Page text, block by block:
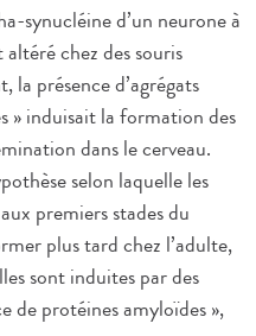
synucléine d’un neurone à
chez des souris
présence d’agrégats
» induisait la formation des
dans le cerveau.
selon laquelle les
premiers stades du
plus tard chez l’adulte,
sont induites par des
de protéines amyloïdes »,